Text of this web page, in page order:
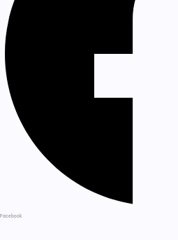
Facebook